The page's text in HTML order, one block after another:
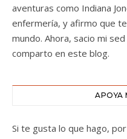
aventuras como Indiana
enfermería, y afirmo que
mundo. Ahora, sacio mi
comparto en este blog.
APOYA
Si te gusta lo que hago,